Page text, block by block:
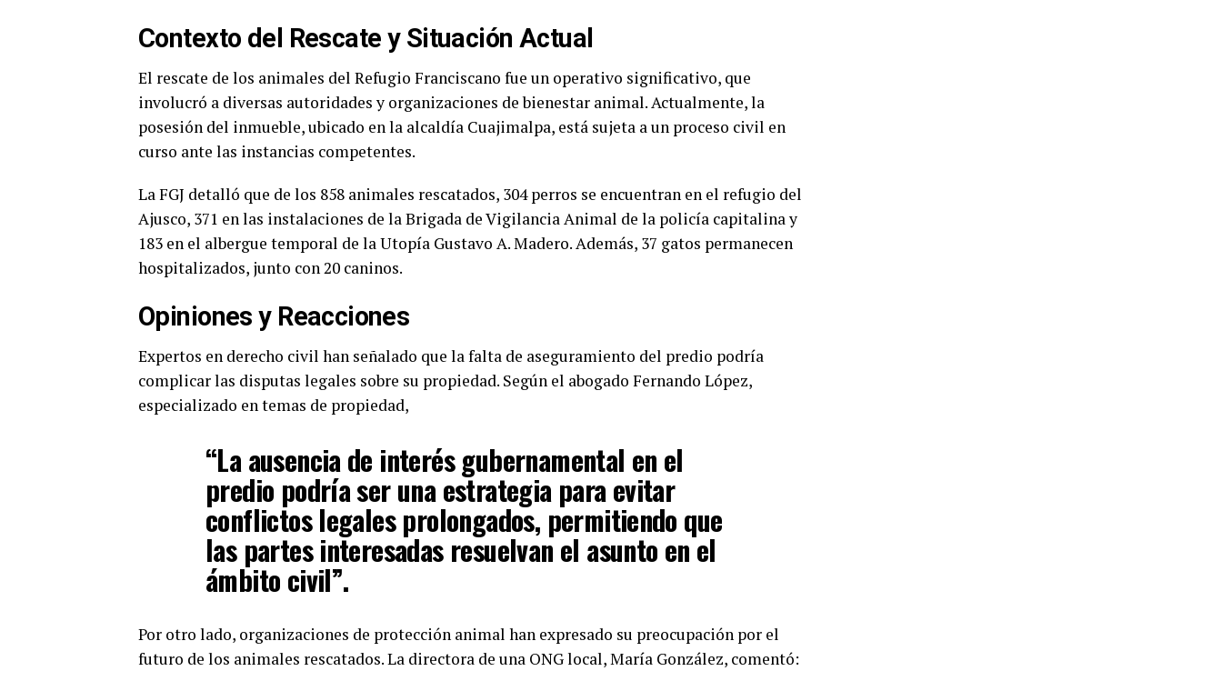
Contexto del Rescate y Situación Actual
El rescate de los animales del Refugio Franciscano fue un operativo significativo, que
involucró a diversas autoridades y organizaciones de bienestar animal. Actualmente, la
posesión del inmueble, ubicado en la alcaldía Cuajimalpa, está sujeta a un proceso civil en
curso ante las instancias competentes.
La FGJ detalló que de los 858 animales rescatados, 304 perros se encuentran en el refugio del
Ajusco, 371 en las instalaciones de la Brigada de Vigilancia Animal de la policía capitalina y
183 en el albergue temporal de la Utopía Gustavo A. Madero. Además, 37 gatos permanecen
hospitalizados, junto con 20 caninos.
Opiniones y Reacciones
Expertos en derecho civil han señalado que la falta de aseguramiento del predio podría
complicar las disputas legales sobre su propiedad. Según el abogado Fernando López,
especializado en temas de propiedad,
“La ausencia de interés gubernamental en el
predio podría ser una estrategia para evitar
conflictos legales prolongados, permitiendo que
las partes interesadas resuelvan el asunto en el
ámbito civil”.
Por otro lado, organizaciones de protección animal han expresado su preocupación por el
futuro de los animales rescatados. La directora de una ONG local, María González, comentó: